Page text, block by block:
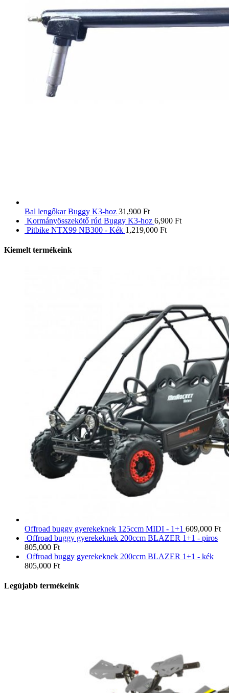
Bal lengőkar Buggy K3-hoz 31,900 Ft
Kormányösszekötő rúd Buggy K3-hoz 6,900 Ft
Pitbike NTX99 NB300 - Kék 1,219,000 Ft
Kiemelt termékeink
Offroad buggy gyerekeknek 125ccm MIDI - 1+1 609,000 Ft
Offroad buggy gyerekeknek 200ccm BLAZER 1+1 - piros
805,000 Ft
Offroad buggy gyerekeknek 200ccm BLAZER 1+1 - kék
805,000 Ft
Legújabb termékeink